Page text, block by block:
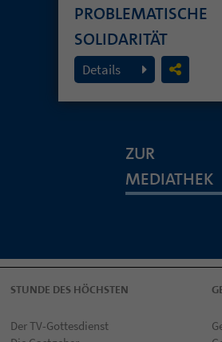
PROBLEMATISCHE
SOLIDARITÄT
26. Juli 2026
Details
ZUR
MEDIATHEK
STUNDE DES HÖCHSTEN
Der TV-Gottesdienst